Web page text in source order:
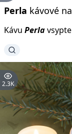
Perla kávové
Kávu Perla
2.3K